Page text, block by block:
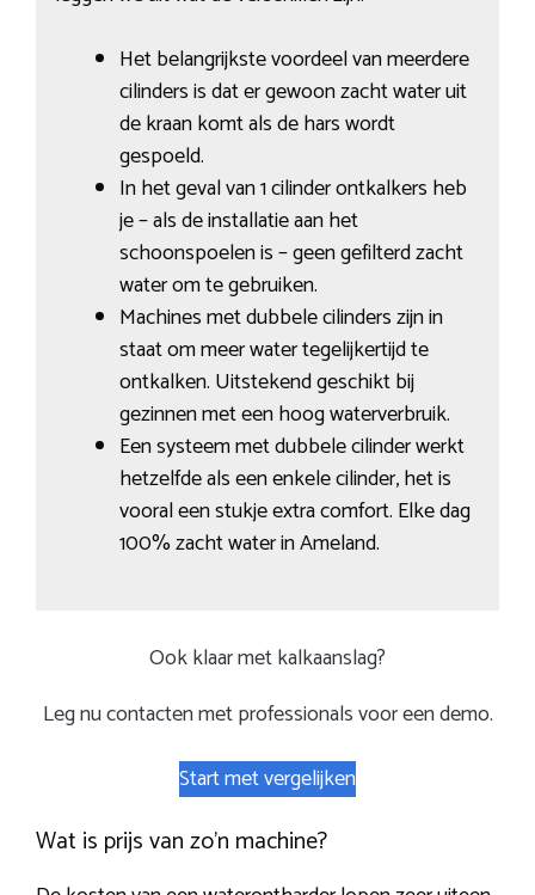
Het belangrijkste voordeel van meerdere
cilinders is dat er gewoon zacht water uit
de kraan komt als de hars wordt
gespoeld.
In het geval van 1 cilinder ontkalkers heb
je – als de installatie aan het
schoonspoelen is – geen gefilterd zacht
water om te gebruiken.
Machines met dubbele cilinders zijn in
staat om meer water tegelijkertijd te
ontkalken. Uitstekend geschikt bij
gezinnen met een hoog waterverbruik.
Een systeem met dubbele cilinder werkt
hetzelfde als een enkele cilinder, het is
vooral een stukje extra comfort. Elke dag
100% zacht water in Ameland.
Ook klaar met kalkaanslag?
Leg nu contacten met professionals voor een demo.
Start met vergelijken
Wat is prijs van zo’n machine?